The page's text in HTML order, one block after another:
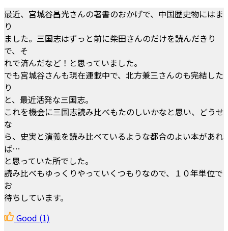
最近、宮城谷昌光さんの著書のおかげで、中国歴史物にはま
り
ました。三国志はずっと前に柴田さんのだけを読んだきり
で、そ
れで済んだなど！と思っていました。
でも宮城谷さんも現在連載中で、北方兼三さんのも完結した
り
と、最近活発な三国志。
これを機会に三国志読み比べもたのしいかなと思い、どうせ
な
ら、史実と演義を読み比べているような都合のよい本があれ
ば…
と思っていた所でした。
読み比べもゆっくりやっていくつもりなので、１０年単位で
お
待ちしています。
Good (1)